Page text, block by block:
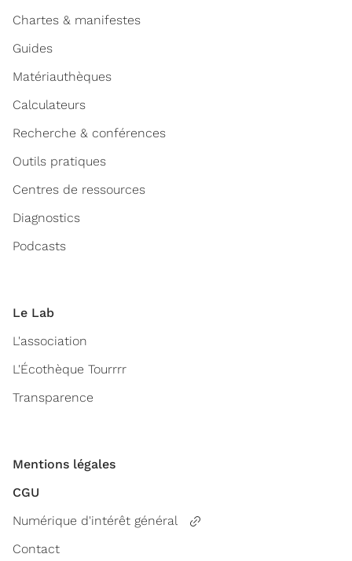
Chartes & manifestes
Guides
Matériauthèques
Calculateurs
Recherche & conférences
Outils pratiques
Centres de ressources
Diagnostics
Podcasts
Le Lab
L'association
L'Écothèque Tourrrr
Transparence
Mentions légales
CGU
Numérique d'intérêt général
Contact